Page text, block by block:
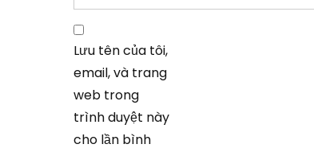
Lưu tên của tôi,
email, và trang
web trong
trình duyệt này
cho lần bình